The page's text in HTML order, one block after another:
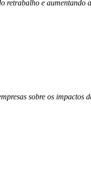
e aumentando
sobre os impactos